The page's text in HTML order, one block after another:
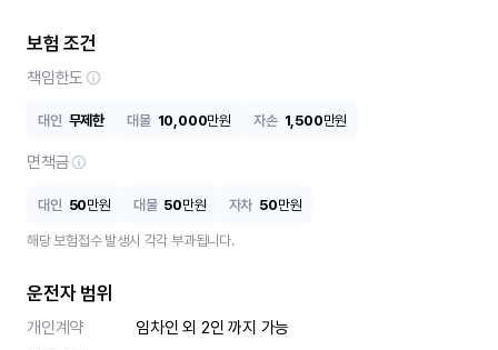
보험 조건
책임한도
대인 무제한 대물 10,000만원 자손 1,500만원
면책금
대인 50만원 대물 50만원 자차 50만원
해당 보험접수 발생시 각각 부과됩니다.
운전자 범위
개인계약
임차인 외 2인 까지 가능